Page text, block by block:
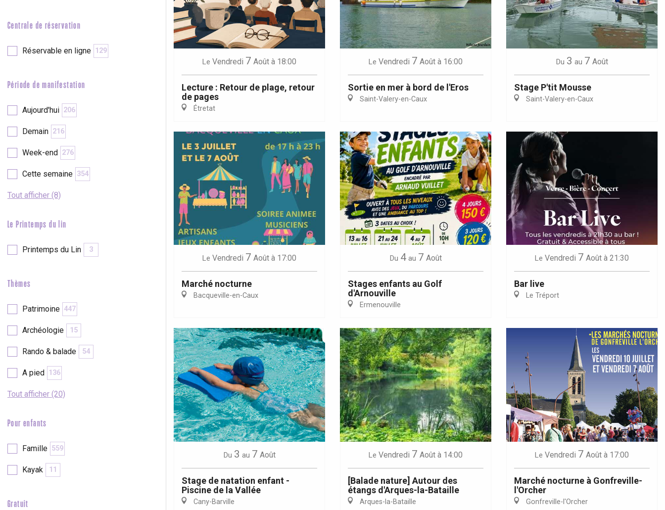
Seine
Duclair
Forges-les-Eaux
Neufchâtel-en-Bray
Centrale de réservation
Réservable en ligne 129
Période de manifestation
Aujourd'hui 206
Demain 216
Week-end 276
Cette semaine 354
Tout afficher (8)
Le Printemps du lin
Printemps du Lin 3
Thèmes
Patrimoine 447
Archéologie 15
Rando & balade 54
A pied 136
Tout afficher (20)
Pour enfants
Famille 559
Kayak 11
Gratuit
Le Vendredi 7 Août à 18:00
Lecture : Retour de plage, retour
de pages
Étretat
Le Vendredi 7 Août à 16:00
Sortie en mer à bord de l'Eros
Saint-Valery-en-Caux
Du 3 au 7 Août
Stage P'tit Mousse
Saint-Valery-en-Caux
Le Vendredi 7 Août à 17:00
Marché nocturne
Bacqueville-en-Caux
Du 4 au 7 Août
Stages enfants au Golf
d'Arnouville
Ermenouville
Le Vendredi 7 Août à 21:30
Bar live
Le Tréport
Du 3 au 7 Août
Stage de natation enfant -
Piscine de la Vallée
Cany-Barville
Le Vendredi 7 Août à 14:00
[Balade nature] Autour des
étangs d'Arques-la-Bataille
Arques-la-Bataille
Le Vendredi 7 Août à 17:00
Marché nocturne à Gonfreville-
l'Orcher
Gonfreville-l'Orcher